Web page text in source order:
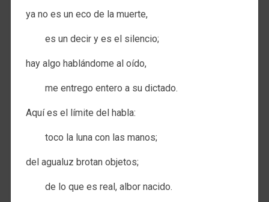
ya no es un eco de la muerte,
es un decir y es el silencio;
hay algo hablándome al oído,
me entrego entero a su dictado.
Aquí es el límite del habla:
toco la luna con las manos;
del agualuz brotan objetos;
de lo que es real, albor nacido.